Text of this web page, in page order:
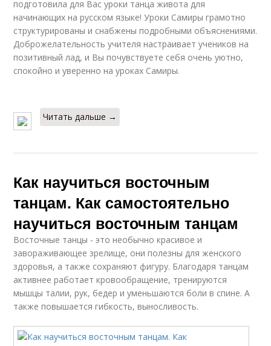
подготовила для Вас уроки танца живота для
начинающих на русском языке! Уроки Самиры грамотно
структурированы и снабжены подробными объяснениями.
Доброжелательность учителя настраивает учеников на
позитивный лад, и Вы почувствуете себя очень уютно,
спокойно и уверенно на уроках Самиры.
Читать дальше →
Как научиться восточным
танцам. Как самостоятельно
научиться восточным танцам
Восточные танцы - это необычно красивое и
завораживающее зрелище, они полезны для женского
здоровья, а также сохраняют фигуру. Благодаря танцам
активнее работает кровообращение, тренируются
мышцы талии, рук, бедер и уменьшаются боли в спине. А
также повышается гибкость, выносливость.